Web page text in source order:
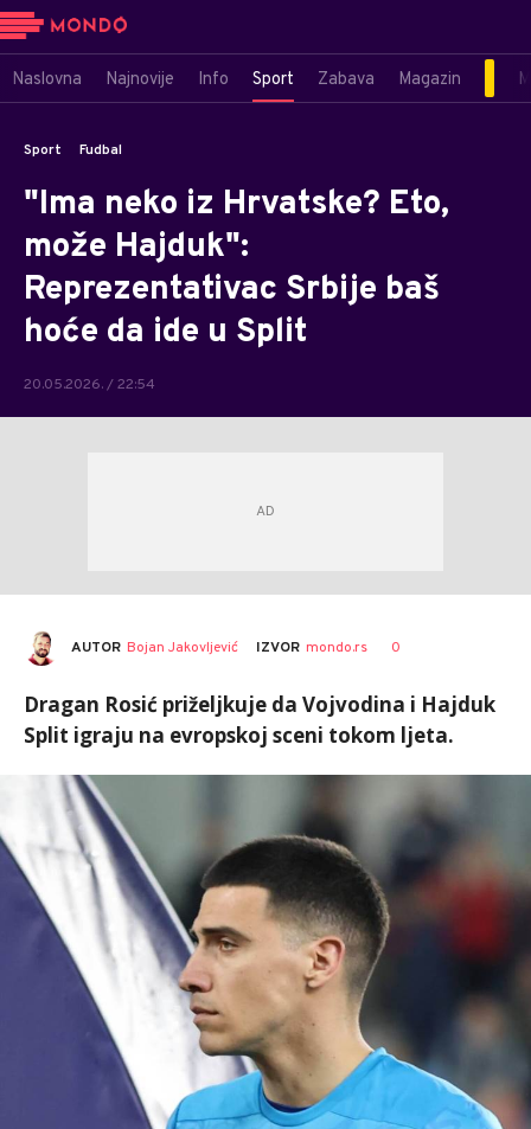
Naslovna Najnovije Info Sport Zabava Magazin
Sport Fudbal
"Ima neko iz Hrvatske? Eto,
može Hajduk":
Reprezentativac Srbije baš
hoće da ide u Split
20.05.2026. / 22:54
AUTOR Bojan Jakovljević IZVOR mondo.rs 0
Dragan Rosić priželjkuje da Vojvodina i Hajduk
Split igraju na evropskoj sceni tokom ljeta.